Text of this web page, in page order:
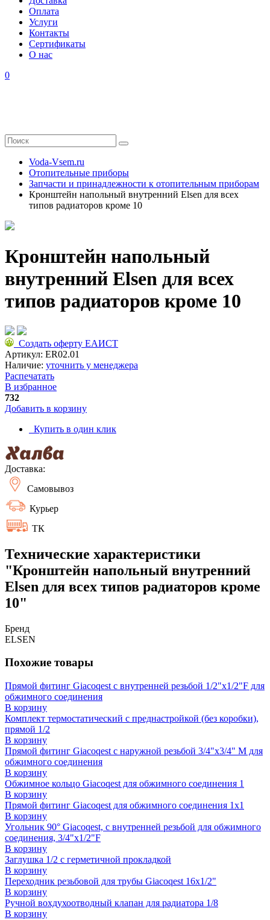
Оплата
Услуги
Контакты
Cертификаты
О нас
0
Voda-Vsem.ru
Отопительные приборы
Запчасти и принадлежности к отопительным приборам
Кронштейн напольный внутренний Elsen для всех
типов радиаторов кроме 10
Кронштейн напольный
внутренний Elsen для всех
типов радиаторов кроме 10
Создать оферту ЕАИСТ
Артикул: ER02.01
Наличие: уточнить у менеджера
Распечатать
В избранное
732
Добавить в корзину
Купить в один клик
Доставка:
Самовывоз
Курьер
ТК
Технические характеристики
"Кронштейн напольный внутренний
Elsen для всех типов радиаторов кроме
10"
Бренд
ELSEN
Похожие товары
Прямой фитинг Giacoqest с внутренней резьбой 1/2"x1/2"F для
обжимного соединения
В корзину
Комплект термостатический c преднастройкой (без коробки),
прямой 1/2
В корзину
Прямой фитинг Giacoqest с наружной резьбой 3/4"x3/4" M для
обжимного соединения
В корзину
Обжимное кольцо Giacoqest для обжимного соединения 1
В корзину
Прямой фитинг Giacoqest для обжимного соединения 1x1
В корзину
Угольник 90° Giacoqest, с внутренней резьбой для обжимного
соединения, 3/4"x1/2"F
В корзину
Заглушка 1/2 с герметичной прокладкой
В корзину
Переходник резьбовой для трубы Giacoqest 16x1/2"
В корзину
Ручной вохдухоотводный клапан для радиатора 1/8
В корзину